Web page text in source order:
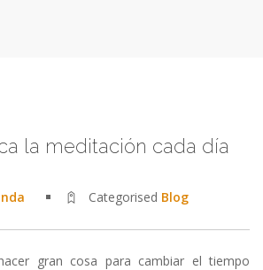
la meditación cada día
Categorised Blog
gran cosa para cambiar el tiempo